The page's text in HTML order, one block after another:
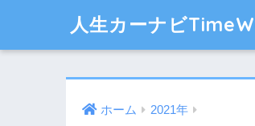
人生カーナビ
ホーム 2021年